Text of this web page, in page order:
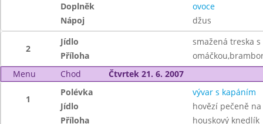
Doplněk
ovoce
Nápoj
džus
2
Jídlo
smažená treska
Příloha
Menu
Chod Čtvrtek 21. 6. 2007
1
Polévka
vývar s kapáním
Jídlo
hovězí pečeně
Příloha
houskový knedlík